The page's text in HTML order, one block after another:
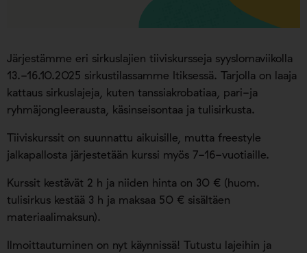
Järjestämme eri sirkuslajien tiiviskursseja syyslomaviikolla
13.-16.10.2025 sirkustilassamme Itiksessä. Tarjolla on laaja
kattaus sirkuslajeja, kuten tanssiakrobatiaa, pari-ja
ryhmäjongleerausta, käsinseisontaa ja tulisirkusta.
Tiiviskurssit on suunnattu aikuisille, mutta freestyle
jalkapallosta järjestetään kurssi myös 7-16-vuotiaille.
Kurssit kestävät 2 h ja niiden hinta on 30 € (huom.
tulisirkus kestää 3 h ja maksaa 50 € sisältäen
materiaalimaksun).
Ilmoittautuminen on nyt käynnissä! Tutustu lajeihin ja